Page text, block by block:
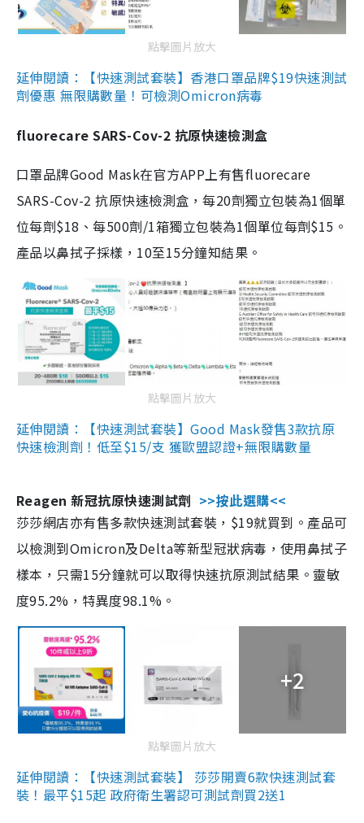
點擊圖片放大
延伸閱讀：【快速測試套裝】香港口罩品牌$19快速測試
劑優惠 無限購數量！可檢測Omicron病毒
fluorecare SARS-Cov-2 抗原快速檢測盒
口罩品牌Good Mask在官方APP上有售fluorecare
SARS-Cov-2 抗原快速檢測盒，每20劑獨立包裝為1個單
位每劑$18、每500劑/1箱獨立包裝為1個單位每劑$15。
產品以鼻拭子採樣，10至15分鐘知結果。
點擊圖片放大
延伸閱讀：【快速測試套裝】Good Mask發售3款抗原
快速檢測劑！低至$15/支 獲歐盟認證+無限購數量
Reagen 新冠抗原快速測試劑 >>按此選購<<
莎莎網店亦有售多款快速測試套裝，$19就買到。產品可
以檢測到Omicron及Delta等新型冠狀病毒，使用鼻拭子
樣本，只需15分鐘就可以取得快速抗原測試結果。靈敏
度95.2%，特異度98.1%。
+2
點擊圖片放大
延伸閱讀：【快速測試套裝】 莎莎開賣6款快速測試套
裝！最平$15起 政府衛生署認可測試劑買2送1